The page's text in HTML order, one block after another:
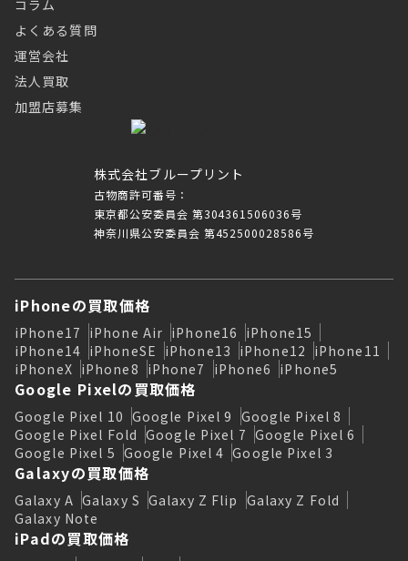
株式会社ブループリント
古物商許可番号：
東京都公安委員会 第304361506036号
神奈川県公安委員会 第452500028586号
コラム
よくある質問
運営会社
法人買取
加盟店募集
iPhoneの買取価格
iPhone17 iPhone Air iPhone16 iPhone15
iPhone14 iPhoneSE iPhone13 iPhone12 iPhone11
iPhoneX iPhone8 iPhone7 iPhone6 iPhone5
Google Pixelの買取価格
Google Pixel 10 Google Pixel 9 Google Pixel 8
Google Pixel Fold Google Pixel 7 Google Pixel 6
Google Pixel 5 Google Pixel 4 Google Pixel 3
Galaxyの買取価格
Galaxy A Galaxy S Galaxy Z Flip Galaxy Z Fold
Galaxy Note
iPadの買取価格